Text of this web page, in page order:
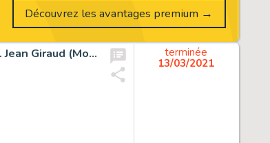
Silver Surfer, Parable #2 Planche 19 (Marvel/Epic Comics, 1988). Jean Giraud (Moebius) Silver Surfer, Parable #2 Story Page 19 Original Art (Marvel/Epic Comics, 1988).
terminée
13/03/2021
Découvrez les avantages premium →